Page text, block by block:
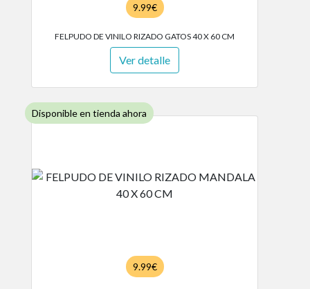
9.99€
FELPUDO DE VINILO RIZADO GATOS 40 X 60 CM
Ver detalle
Disponible en tienda ahora
9.99€